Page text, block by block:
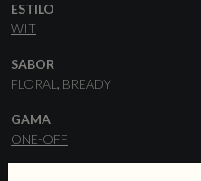
ESTILO
WIT
SABOR
FLORAL
BREADY
GAMA
ONE-OFF